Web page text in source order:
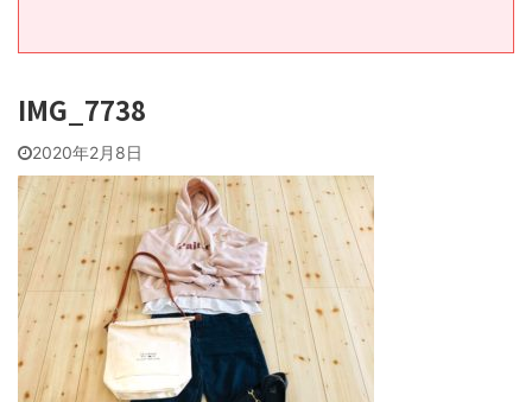
IMG_7738
2020年2月8日